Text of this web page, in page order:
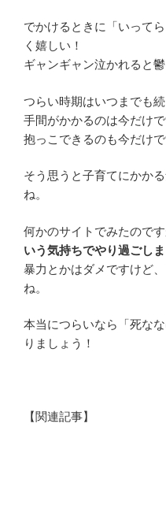
でかけるときに「いって
く嬉しい！
ギャンギャン泣かれると
つらい時期はいつまでも
手間がかかるのは今だけで
抱っこできるのも今だけで
そう思うと子育てにかか
ね。
何かのサイトでみたのです
いう気持ちでやり過ごしま
暴力とかはダメですけど
ね。
本当につらいなら「死な
りましょう！
【関連記事】